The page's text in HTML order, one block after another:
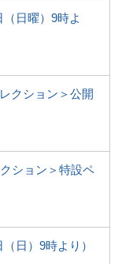
日曜）9時よ
クション＞公開
ション＞特設ペ
日）9時より）